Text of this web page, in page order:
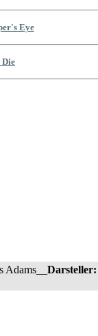
Eye
Die
Adams__ Darsteller: